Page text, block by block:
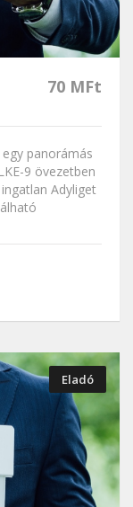
70 MFt
panorámás
9 övezetben
Adyliget
Eladó